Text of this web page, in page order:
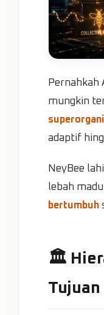
Pernahkah
mungkin
adaptif
NeyBee
lebah
bertumbuh
🏛️
Tujuan